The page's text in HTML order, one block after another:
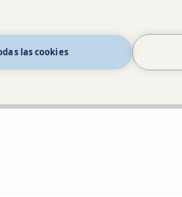
las cookies